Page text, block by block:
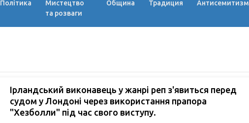
Політика
Мистецтво
та розваги
Община Традиция Антисемитизм
Ірландський виконавець у жанрі реп з'явиться перед
судом у Лондоні через використання прапора
"Хезболли" під час свого виступу.